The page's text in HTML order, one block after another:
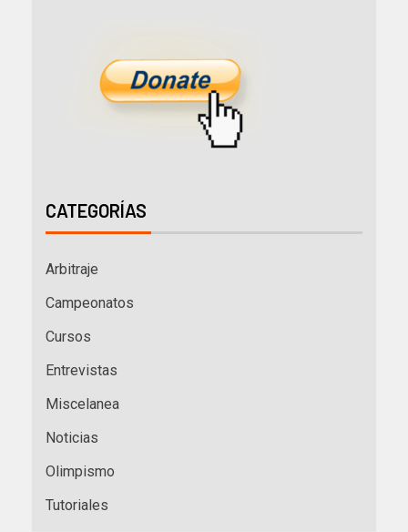
CATEGORÍAS
Arbitraje
Campeonatos
Cursos
Entrevistas
Miscelanea
Noticias
Olimpismo
Tutoriales